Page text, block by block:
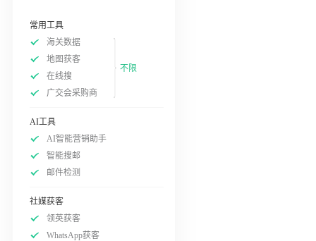
常用工具
海关数据
地图获客
在线搜
广交会采购商
不限
AI工具
AI智能营销助手
智能搜邮
邮件检测
社媒获客
领英获客
WhatsApp获客